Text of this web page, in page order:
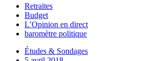
Retraites
Budget
L’Opinion en direct
baromètre politique
Études & Sondages